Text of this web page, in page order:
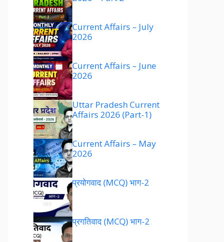
Current Affairs – July
2026
Current Affairs – June
2026
Uttar Pradesh Current
Affairs 2026 (Part-1)
Current Affairs – May
2026
प्रयोगवाद (MCQ) भाग-2
प्रगतिवाद (MCQ) भाग-2